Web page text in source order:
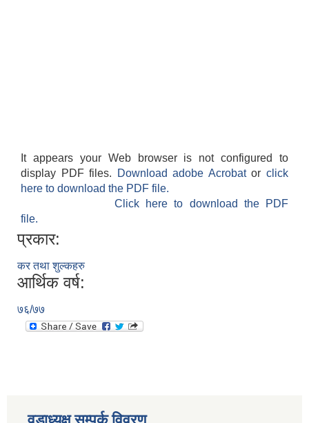
It appears your Web browser is not configured to
display PDF files.
Download adobe Acrobatorclick
here to download the PDF file.
Click here to download the PDF
file.
प्रकार:
कर तथा शुल्कहरु
आर्थिक वर्ष:
७६/७७